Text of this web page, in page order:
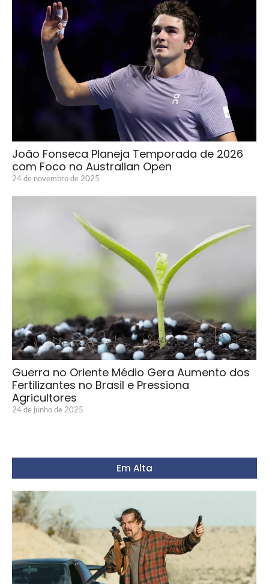
João Fonseca Planeja Temporada de 2026
com Foco no Australian Open
24 de novembro de 2025
Guerra no Oriente Médio Gera Aumento dos
Fertilizantes no Brasil e Pressiona
Agricultores
24 de junho de 2025
Em Alta